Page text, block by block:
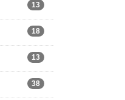
13
18
13
38